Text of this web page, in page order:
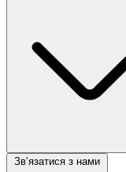
Звʼязатися з нами